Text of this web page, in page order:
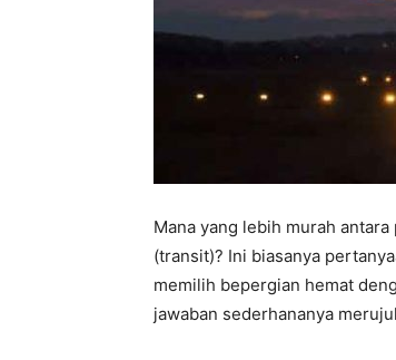
Mana yang lebih murah
(transit)? Ini biasanya
memilih bepergian hemat
jawaban sederhananya